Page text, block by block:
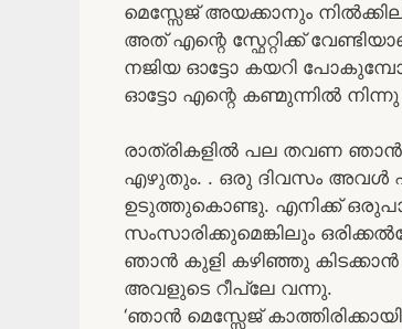
മെസ്സേജ് അയക്കാനും
അത് എന്റെ സ്ഫേറ്റിക്ക്
നജിയ ഓട്ടോ കയറി
ഓട്ടോ എന്റെ കണ്മുന്നിൽ
രാത്രികളിൽ പല തവണ ഞാൻ
എഴുതും. . ഒരു ദിവസം അവൾ
ഉടുത്തുകൊണ്ടു. എനിക്ക്
സംസാരിക്കുമെങ്കിലും
ഞാൻ കുളി കഴിഞ്ഞു
അവളുടെ റീപ്ലേ വന്നു.
‘ഞാൻ മെസ്സേജ്